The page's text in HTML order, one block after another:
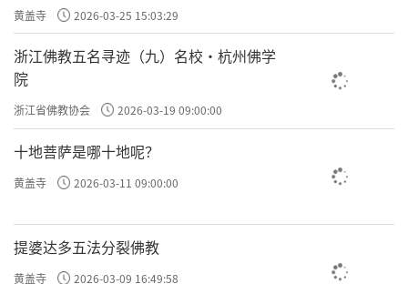
黄盖寺 2026-03-25 15:03:29
浙江佛教五名寻迹（九）名校·杭州佛学
院
浙江省佛教协会 2026-03-19 09:00:00
十地菩萨是哪十地呢？
黄盖寺 2026-03-11 09:00:00
提婆达多五法分裂佛教
黄盖寺 2026-03-09 16:49:58